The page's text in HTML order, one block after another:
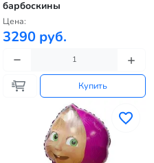
барбоскины
Цена:
3290 руб.
Купить